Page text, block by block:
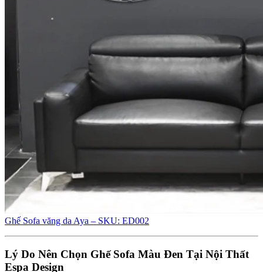
Ghế Sofa văng da Aya – SKU: ED002
Lý Do Nên Chọn Ghế Sofa Màu Đen Tại Nội Thất
Espa Design